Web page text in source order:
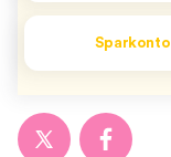
Sparkonto